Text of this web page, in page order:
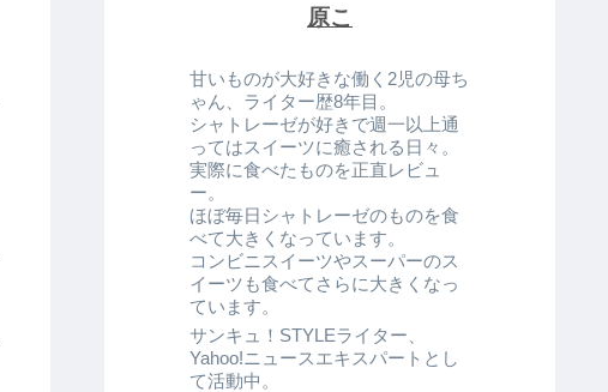
原こ
甘いものが大好きな働く2児の母ち
ゃん、ライター歴8年目。
シャトレーゼが好きで週一以上通
ってはスイーツに癒される日々。
実際に食べたものを正直レビュ
ー。
ほぼ毎日シャトレーゼのものを食
べて大きくなっています。
コンビニスイーツやスーパーのス
イーツも食べてさらに大きくなっ
ています。
サンキュ！STYLEライター、
Yahoo!ニュースエキスパートとし
て活動中。